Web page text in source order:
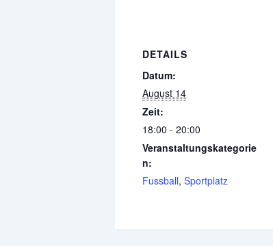
DETAILS
Datum:
August 14
Zeit:
18:00 - 20:00
Veranstaltungskategorie
n:
Fussball, Sportplatz